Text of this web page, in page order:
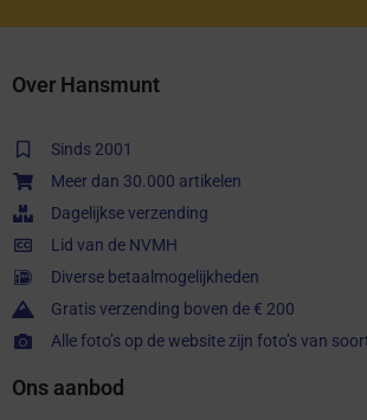
Over Hansmunt
Sinds 2001
Meer dan 30.000 artikelen
Dagelijkse verzending
Lid van de NVMH
Diverse betaalmogelijkheden
Gratis verzending boven de € 200
Alle foto’s op de website zijn foto’s van
Ons aanbod